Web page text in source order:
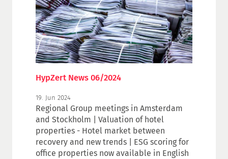
HypZert News 06/2024
19. Jun 2024
Regional Group meetings in Amsterdam
and Stockholm | Valuation of hotel
properties - Hotel market between
recovery and new trends | ESG scoring for
office properties now available in English